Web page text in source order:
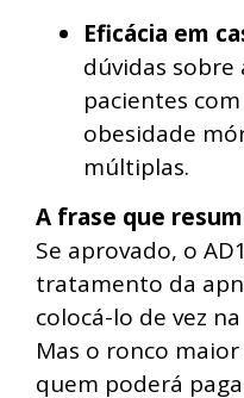
Eficácia em
dúvidas sobre
pacientes
obesidade
múltiplas.
A frase que
Se aprovado, o
tratamento da
colocá-lo de vez
Mas o ronco
quem poderá